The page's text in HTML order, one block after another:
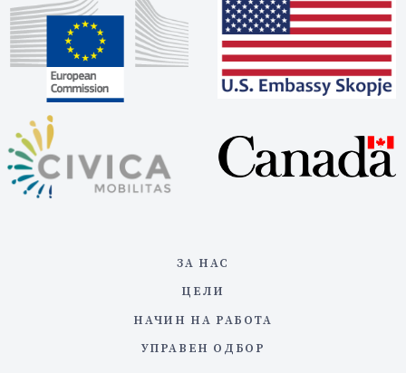
ЗА НАС
ЦЕЛИ
НАЧИН НА РАБОТА
УПРАВЕН ОДБОР